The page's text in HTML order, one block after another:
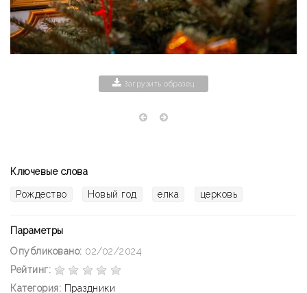
Загрузить образец
Ключевые слова
Рождество Новый год елка церковь
Параметры
Опубликовано: 02/02/2024
Рейтинг:
Категория: Праздники